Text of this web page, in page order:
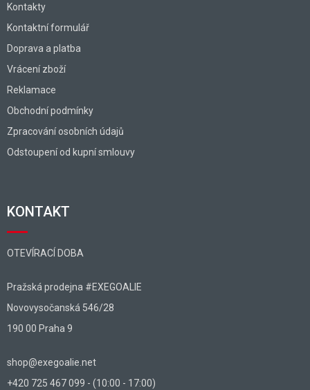
Kontakty
Kontaktní formulář
Doprava a platba
Vrácení zboží
Reklamace
Obchodní podmínky
Zpracování osobních údajů
Odstoupení od kupní smlouvy
KONTAKT
OTEVÍRACÍ DOBA
Pražská prodejna #EXEGOALIE
Novovysočanská 546/28
190 00 Praha 9
shop@exegoalie.net
+420 725 467 099 - (10:00 - 17:00)